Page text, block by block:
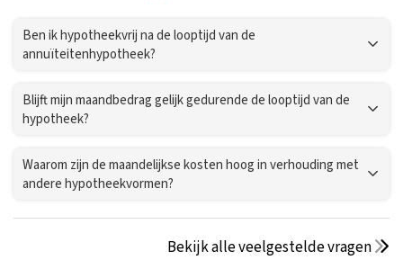
Ben ik hypotheekvrij na de looptijd van de
annuïteitenhypotheek?
Blijft mijn maandbedrag gelijk gedurende de looptijd van de
hypotheek?
Waarom zijn de maandelijkse kosten hoog in verhouding met
andere hypotheekvormen?
Bekijk alle veelgestelde vragen